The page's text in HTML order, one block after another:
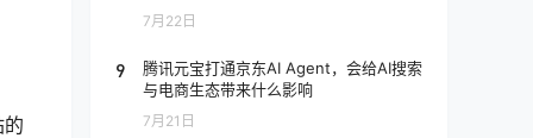
7月22日
9
腾讯元宝打通京东AI Agent，会给AI搜索
与电商生态带来什么影响
7月21日